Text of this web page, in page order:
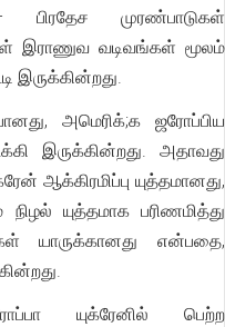
முரண்பாடுகள்
இராணுவ வடிவங்கள் மூலம்
இருக்கின்றது.
அமெரிக்;க ஜரோப்பிய
இருக்கின்றது. அதாவது
ஆக்கிரமிப்பு யுத்தமானது,
யுத்தமாக பரிணமித்து
யாருக்கானது என்பதை,
யுக்ரேனில் பெற்ற